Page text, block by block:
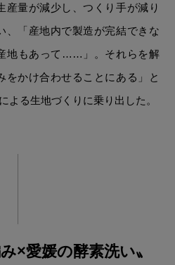
産量が減少し、つくり手が減り
、「産地内で製造が完結できな
地もあって……」。それらを解
をかけ合わせることにある」と
よる生地づくりに乗り出した。
×愛媛の酵素洗い〟